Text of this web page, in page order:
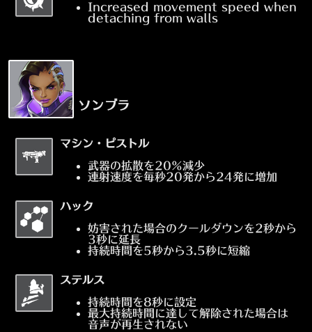
Increased movement speed when
detaching from walls
ソンブラ
マシン・ピストル
武器の拡散を20%減少
連射速度を毎秒20発から24発に増加
ハック
妨害された場合のクールダウンを2秒から
3秒に延長
持続時間を5秒から3.5秒に短縮
ステルス
持続時間を8秒に設定
最大持続時間に達して解除された場合は
音声が再生されない